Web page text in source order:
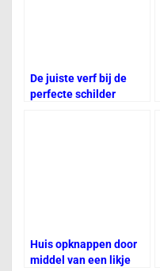
De juiste verf bij de
perfecte schilder
Huis opknappen door
middel van een likje